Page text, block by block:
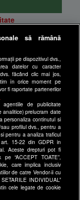
să rămână
pe dispozitivul dvs.,
datelor cu caracter
făcând clic mai jos,
în orice moment pe
fi raportate partenerilor
de publicitate
analitice) prelucram date
personaliza continutul si
profilul dvs., pentru a
pentru a analiza traficul
15-22 din GDPR in
Aceste drepturi pot fi
pe “ACCEPT TOATE”,
care implica inclusiv
de catre Vendor-ii cu
INDIVIDUAL”
cele legate de cookie